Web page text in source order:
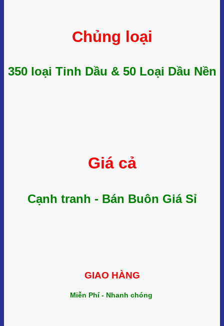
Chủng loại
350 loại Tinh Dầu & 50 Loại Dầu Nền
Giá cả
Cạnh tranh - Bán Buôn Giá Sỉ
GIAO HÀNG
Miễn Phí - Nhanh chóng